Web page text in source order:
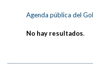
Agenda pública del
No hay resultados.